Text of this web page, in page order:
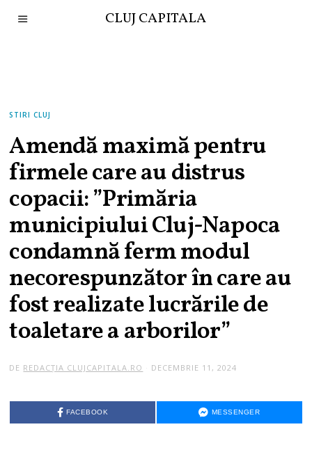
CLUJ CAPITALA
STIRI CLUJ
Amendă maximă pentru
firmele care au distrus
copacii: ”Primăria
municipiului Cluj-Napoca
condamnă ferm modul
necorespunzător în care au
fost realizate lucrările de
toaletare a arborilor”
DE REDACȚIA CLUJCAPITALA.RO DECEMBRIE 11, 2024
FACEBOOK MESSENGER